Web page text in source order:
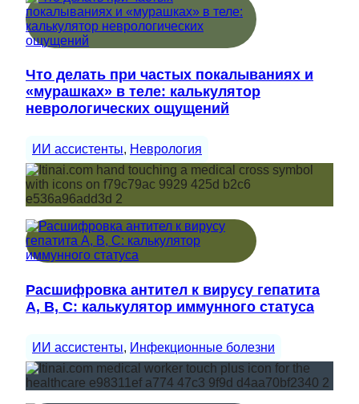
Что делать при частых покалываниях и
«мурашках» в теле: калькулятор
неврологических ощущений
ИИ ассистенты, Неврология
Расшифровка антител к вирусу гепатита
A, B, C: калькулятор иммунного статуса
ИИ ассистенты, Инфекционные болезни